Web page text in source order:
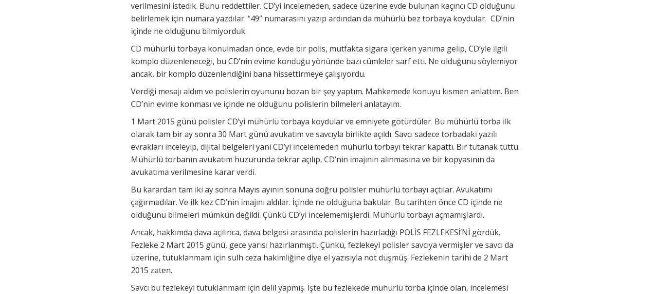
verilmesini istedik. Bunu reddettiler. CD’yi incelemeden, sadece üzerine evde bulunan kaçıncı CD olduğunu
belirlemek için numara yazdılar. “49” numarasını yazıp ardından da mühürlü bez torbaya koydular. CD’nin
içinde ne olduğunu bilmiyorduk.
CD mühürlü torbaya konulmadan önce, evde bir polis, mutfakta sigara içerken yanıma gelip, CD’yle ilgili
komplo düzenleneceği, bu CD’nin evime konduğu yönünde bazı cümleler sarf etti. Ne olduğunu söylemiyor
ancak, bir komplo düzenlendiğini bana hissettirmeye çalışıyordu.
Verdiği mesajı aldım ve polislerin oyununu bozan bir şey yaptım. Mahkemede konuyu kısmen anlattım. Ben
CD’nin evime konması ve içinde ne olduğunu polislerin bilmeleri anlatayım.
1 Mart 2015 günü polisler CD’yi mühürlü torbaya koydular ve emniyete götürdüler. Bu mühürlü torba ilk
olarak tam bir ay sonra 30 Mart günü avukatım ve savcıyla birlikte açıldı. Savcı sadece torbadaki yazılı
evrakları inceleyip, dijital belgeleri yani CD’yi incelemeden mühürlü torbayı tekrar kapattı. Bir tutanak tuttu.
Mühürlü torbanın avukatım huzurunda tekrar açılıp, CD’nin imajının alınmasına ve bir kopyasının da
avukatıma verilmesine karar verdi.
Bu karardan tam iki ay sonra Mayıs ayının sonuna doğru polisler mühürlü torbayı açtılar. Avukatımı
çağırmadılar. Ve ilk kez CD’nin imajını aldılar. İçinde ne olduğuna baktılar. Bu tarihten önce CD içinde ne
olduğunu bilmeleri mümkün değildi. Çünkü CD’yi incelememişlerdi. Mühürlü torbayı açmamışlardı.
Ancak, hakkımda dava açılınca, dava belgesi arasında polislerin hazırladığı POLİS FEZLEKESİ’Nİ gördük.
Fezleke 2 Mart 2015 günü, gece yarısı hazırlanmıştı. Çünkü, fezlekeyi polisler savcıya vermişler ve savcı da
üzerine, tutuklanmam için sulh ceza hakimliğine diye el yazısıyla not düşmüş. Fezlekenin tarihi de 2 Mart
2015 zaten.
Savcı bu fezlekeyi tutuklanmam için delil yapmış. İşte bu fezlekede mühürlü torba içinde olan, incelemesi